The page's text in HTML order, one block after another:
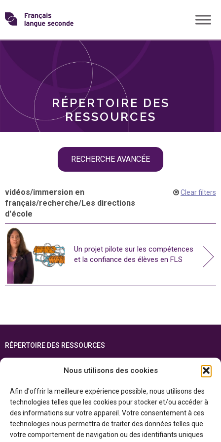
Nous utilisons des cookies
Afin d'offrir la meilleure expérience possible, nous utilisons des
technologies telles que les cookies pour stocker et/ou accéder à
des informations sur votre appareil. Votre consentement à ces
technologies nous permettra de traiter des données telles que
votre comportement de navigation ou des identifiants uniques
Skip
toTransformons
langue
RÉPERTOIRE DES
RESSOURCES
RECHERCHE AVANCÉE
THÈMES
vidéos/immersion en
français/recherche/Les directions
d'école
Clear filters
Un projet pilote sur les compétences
et la confiance des élèves en FLS
RÉPERTOIRE DES RESSOURCES
ENGLISH
Cette ressource est réalisée grâce au soutien financier du gouvernement de
l’Ontario et du gouvernement duCanada par l’entremise du ministère du
Patrimoine canadien